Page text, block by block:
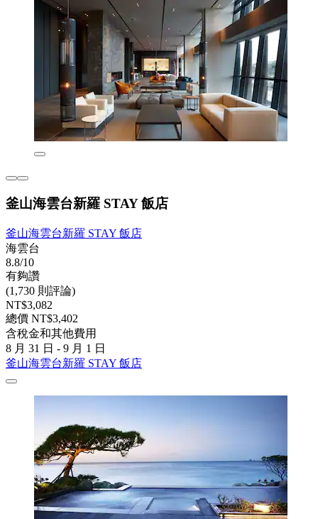
釜山海雲台新羅 STAY 飯店
釜山海雲台新羅 STAY 飯店
海雲台
8.8/10
有夠讚
(1,730 則評論)
NT$3,082
總價 NT$3,402
含稅金和其他費用
8 月 31 日 - 9 月 1 日
釜山海雲台新羅 STAY 飯店